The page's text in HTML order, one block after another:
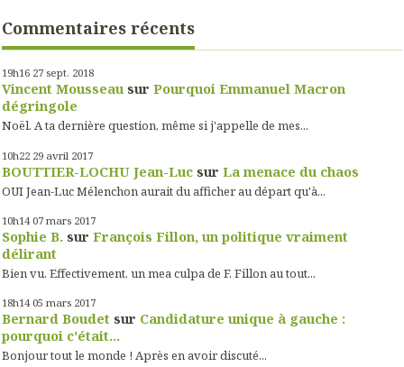
Commentaires récents
19h16 27 sept. 2018
Vincent Mousseau sur Pourquoi Emmanuel Macron
dégringole
Noël. A ta dernière question, même si j'appelle de mes...
10h22 29 avril 2017
BOUTTIER-LOCHU Jean-Luc sur La menace du chaos
OUI Jean-Luc Mélenchon aurait du afficher au départ qu'à...
10h14 07 mars 2017
Sophie B. sur François Fillon, un politique vraiment
délirant
Bien vu. Effectivement, un mea culpa de F. Fillon au tout...
18h14 05 mars 2017
Bernard Boudet sur Candidature unique à gauche :
pourquoi c'était...
Bonjour tout le monde ! Après en avoir discuté...